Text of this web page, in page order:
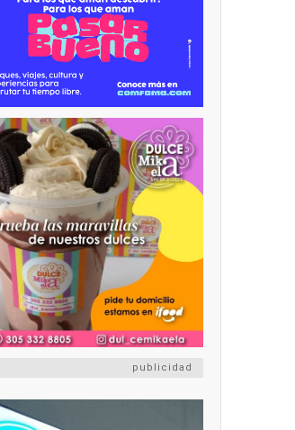
publicidad